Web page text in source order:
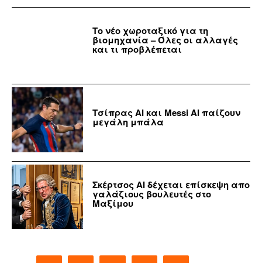
Το νέο χωροταξικό για τη
βιομηχανία – Όλες οι αλλαγές
και τι προβλέπεται
Τσίπρας ΑΙ και Messi AI παίζουν
μεγάλη μπάλα
Σκέρτσος ΑΙ δέχεται επίσκεψη απο
γαλάζιους βουλευτές στο
Μαξίμου